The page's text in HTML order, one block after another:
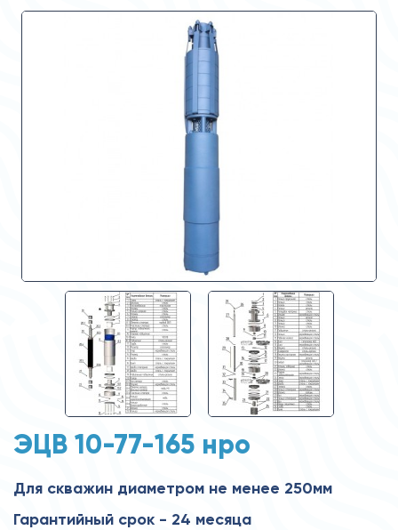
ЭЦВ 10-77-165 нро
Для скважин диаметром не менее 250мм
Гарантийный срок - 24 месяца